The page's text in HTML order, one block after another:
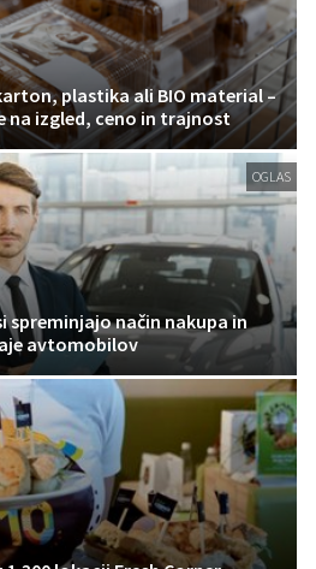
plastika ali BIO material –
na izgled, ceno in trajnost
OGLAS
spreminjajo način nakupa in
avtomobilov